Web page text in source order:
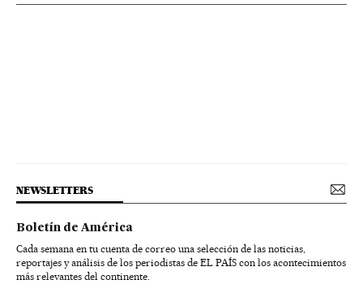
NEWSLETTERS
Boletín de América
Cada semana en tu cuenta de correo una selección de las noticias,
reportajes y análisis de los periodistas de EL PAÍS con los acontecimientos
más relevantes del continente.